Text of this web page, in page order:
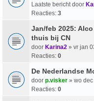
Laatste bericht door
Reacties: 3
Jan/feb 2025:
thuis bij CN
door Karina2 » vr jan
Reacties: 0
De Nederlandse
door p.visker » wo
Reacties: 0